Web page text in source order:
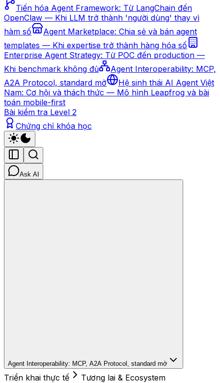
Tiến hóa Agent Framework: Từ LangChain đến
OpenClaw — Khi LLM trở thành 'người dùng' thay vì
hàm số
Agent Marketplace: Chia sẻ và bán agent
templates — Khi expertise trở thành hàng hóa số
Enterprise Agent Strategy: Từ POC đến production —
Khi benchmark không đủ
Agent Interoperability: MCP,
A2A Protocol, standard mở
Hệ sinh thái AI Agent Việt
Nam: Cơ hội và thách thức — Mô hình Leapfrog và bài
toán mobile-first
Bài kiểm tra Level 2
Chứng chỉ khóa học
Ask AI
Agent Interoperability: MCP, A2A Protocol, standard mở
Triển khai thực tế Tương lai & Ecosystem